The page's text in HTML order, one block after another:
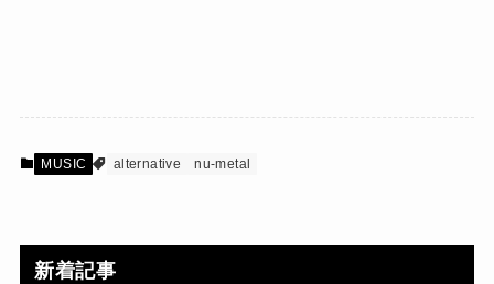
MUSIC alternative nu-metal
新着記事